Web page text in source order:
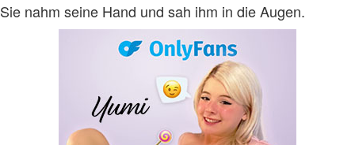
Sie nahm seine Hand und sah ihm in die Augen.